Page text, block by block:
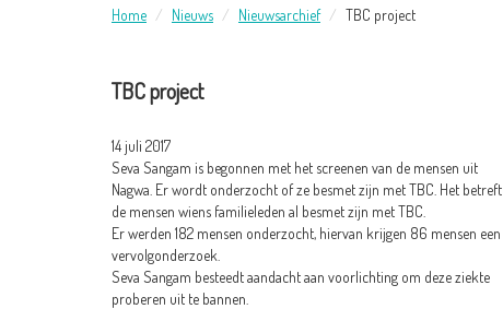
Home Nieuws Nieuwsarchief TBC project
TBC project
14 juli 2017
Seva Sangam is begonnen met het screenen van de mensen uit
Nagwa. Er wordt onderzocht of ze besmet zijn met TBC. Het betreft
de mensen wiens familieleden al besmet zijn met TBC.
Er werden 182 mensen onderzocht, hiervan krijgen 86 mensen een
vervolgonderzoek.
Seva Sangam besteedt aandacht aan voorlichting om deze ziekte
proberen uit te bannen.